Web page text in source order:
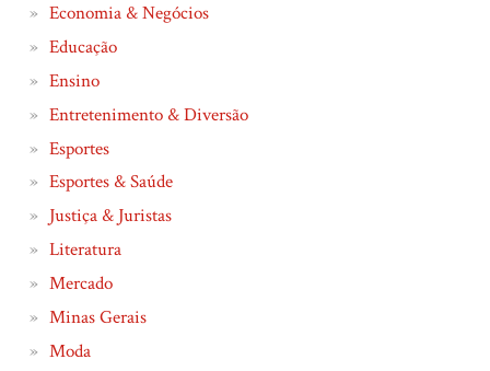
Economia & Negócios
Educação
Ensino
Entretenimento & Diversão
Esportes
Esportes & Saúde
Justiça & Juristas
Literatura
Mercado
Minas Gerais
Moda